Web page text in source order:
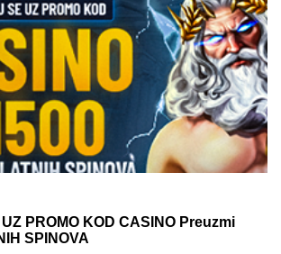
PROMO KOD CASINO Preuzmi
SPINOVA